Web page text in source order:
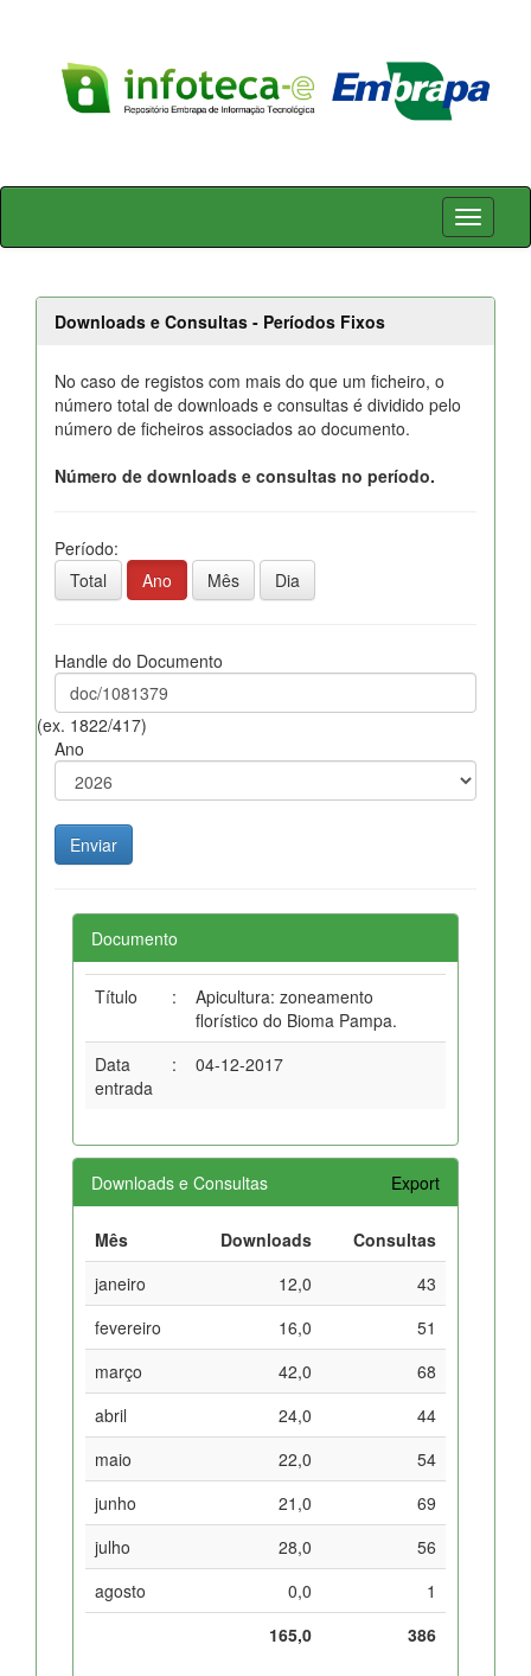
Skip
Downloads e Consultas - Períodos Fixos
No caso de registos com mais do que um ficheiro, o
número total de downloads e consultas é dividido pelo
número de ficheiros associados ao documento.
Número de downloads e consultas no período.
Período:
Total
Ano Mês Dia
Handle do Documento
(ex. 1822/417)
Ano
Documento
Título :
Apicultura: zoneamento
florístico do Bioma Pampa.
Data
entrada
: 04-12-2017
Downloads e Consultas Export
Mês Downloads
Consultas
janeiro
12,0
43
fevereiro
16,0
51
março
42,0
68
abril
24,0
44
maio
22,0
54
junho
21,0
69
julho
28,0
56
agosto
0,0
1
165,0
386